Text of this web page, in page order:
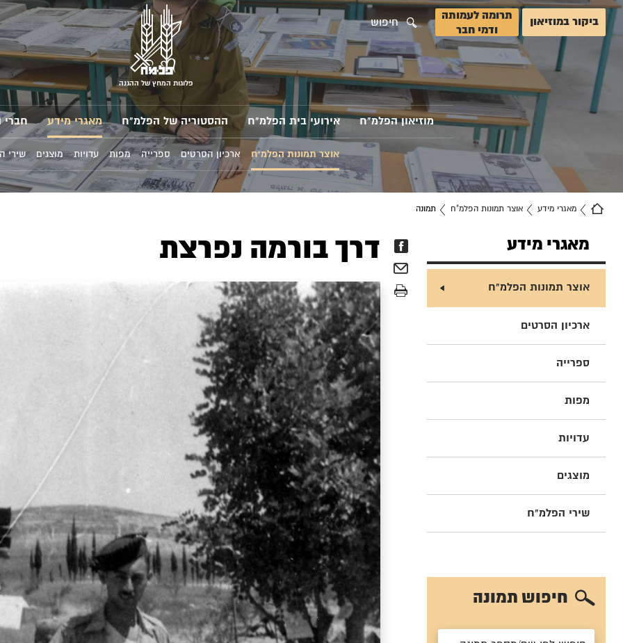
ביקור במוזיאון
תרומה לעמותה
ודמי חבר
חיפוש
פלוגות המחץ של ההגנה
מוזיאון הפלמ"ח אירועי בית הפלמ"ח ההסטוריה של הפלמ"ח מאגרי מידע חברי
אוצר תמונות הפלמ"ח ארכיון הסרטים ספרייה מפות עדויות מוצגים שירי
מאגרי מידע אוצר תמונות הפלמ"ח תמונה
מאגרי מידע
אוצר תמונות הפלמ"ח
ארכיון הסרטים
ספרייה
מפות
עדויות
מוצגים
שירי הפלמ"ח
חיפוש תמונה
דרך בורמה נפרצת